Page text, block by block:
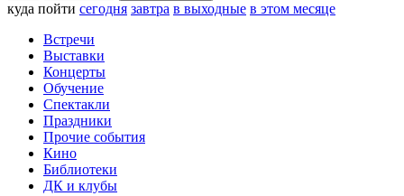
куда пойти сегодня завтра в выходные в этом месяце
Встречи
Выставки
Концерты
Обучение
Спектакли
Праздники
Прочие события
Кино
Библиотеки
ДК и клубы